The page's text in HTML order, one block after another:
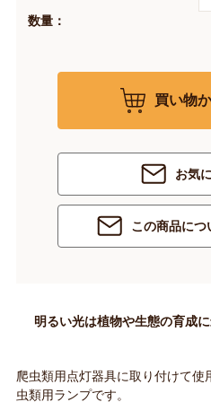
数量：
買い物
お気
この商品につ
明るい光は植物や生態の育成
爬虫類用点灯器具に取り付けて
虫類用ランプです。